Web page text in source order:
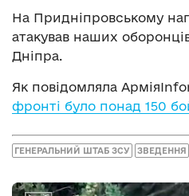
На Придніпровському
атакував наших
Дніпра.
Як повідомляла
фронті було понад 150
ГЕНЕРАЛЬНИЙ ШТАБ ЗСУ ЗВЕДЕННЯ